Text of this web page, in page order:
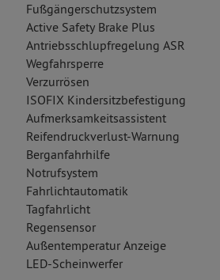
Fußgängerschutzsystem
Active Safety Brake Plus
Antriebsschlupfregelung ASR
Wegfahrsperre
Verzurrösen
ISOFIX Kindersitzbefestigung
Aufmerksamkeitsassistent
Reifendruckverlust-Warnung
Berganfahrhilfe
Notrufsystem
Fahrlichtautomatik
Tagfahrlicht
Regensensor
Außentemperatur Anzeige
LED-Scheinwerfer